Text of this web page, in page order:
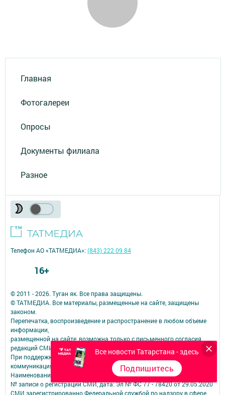
Главная
Фотогалереи
Опросы
Документы филиала
Разное
Все новости Татарстана - здесь
Подпишитесь
© 2011 - 2026. Туган як. Все права защищены.
© ТАТМЕДИА. Все материалы, размещенные на сайте, защищены
законом.
Перепечатка, воспроизведение и распространение в любом объеме
информации,
размещенной на сайте, возможна только с письменного согласия
редакций СМИ.
При поддержке Республиканского агентства по печати и массовым
коммуникациям.
Наименование СМИ: Туган як
№ записи о регистрации СМИ, дата: Эл № ФС 77 - 78420 от 29.05.2020
СМИ зарегистрированно Федеральной службой по надзору в сфере
Телефон АО «ТАТМЕДИА»:(843) 222 09 84
16+